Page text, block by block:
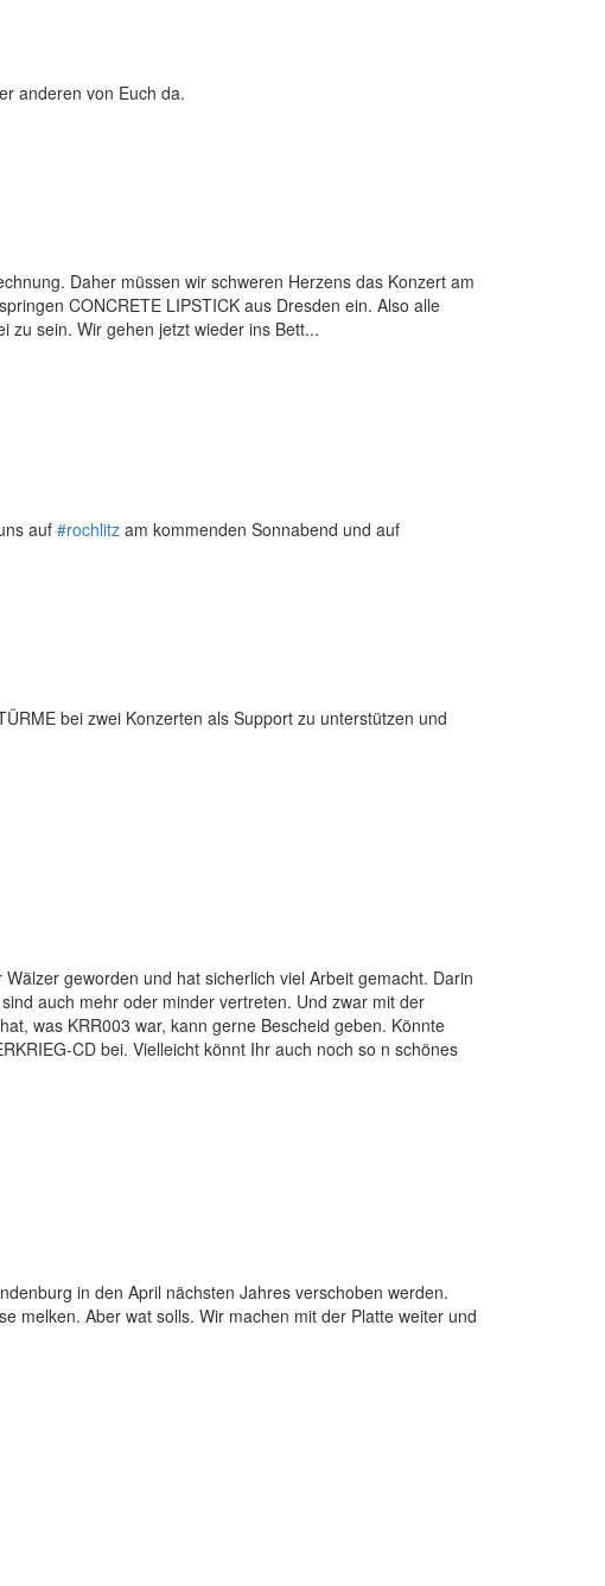
anderen von Euch da.
Daher müssen wir schweren Herzens das Konzert am
CONCRETE LIPSTICK aus Dresden ein. Also alle
zu sein. Wir gehen jetzt wieder ins Bett...
auf #rochlitz am kommenden Sonnabend und auf
bei zwei Konzerten als Support zu unterstützen und
geworden und hat sicherlich viel Arbeit gemacht. Darin
auch mehr oder minder vertreten. Und zwar mit der
was KRR003 war, kann gerne Bescheid geben. Könnte
CD bei. Vielleicht könnt Ihr auch noch so n schönes
in den April nächsten Jahres verschoben werden.
melken. Aber wat solls. Wir machen mit der Platte weiter und